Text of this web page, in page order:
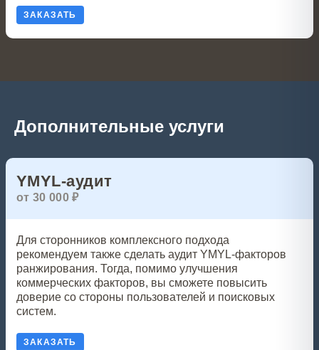
ЗАКАЗАТЬ
Дополнительные услуги
YMYL-аудит
от 30 000 ₽
Для сторонников комплексного подхода
рекомендуем также сделать аудит YMYL-факторов
ранжирования. Тогда, помимо улучшения
коммерческих факторов, вы сможете повысить
доверие со стороны пользователей и поисковых
систем.
ЗАКАЗАТЬ